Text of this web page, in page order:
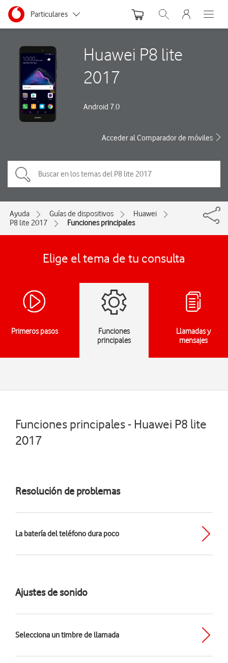
Ir a la pagina principal de vodafone.es
Menu navegación Segmento
Particulares
Pymes
Grandes empresas
y AA.PP.
Abrir buscador. Abre
Abre
Huawei P8 lite
2017
Android 7.0
Acceder al Comparador de móviles
Ayuda Guías de dispositivos
Huawei
P8 lite 2017
Funciones principales
Elige el tema de tu consulta
Primeros pasos
Funciones
principales
Llamadas y
mensajes
Funciones principales - Huawei P8 lite
2017
Resolución de problemas
La batería del teléfono dura poco
Ajustes de sonido
Selecciona un timbre de llamada